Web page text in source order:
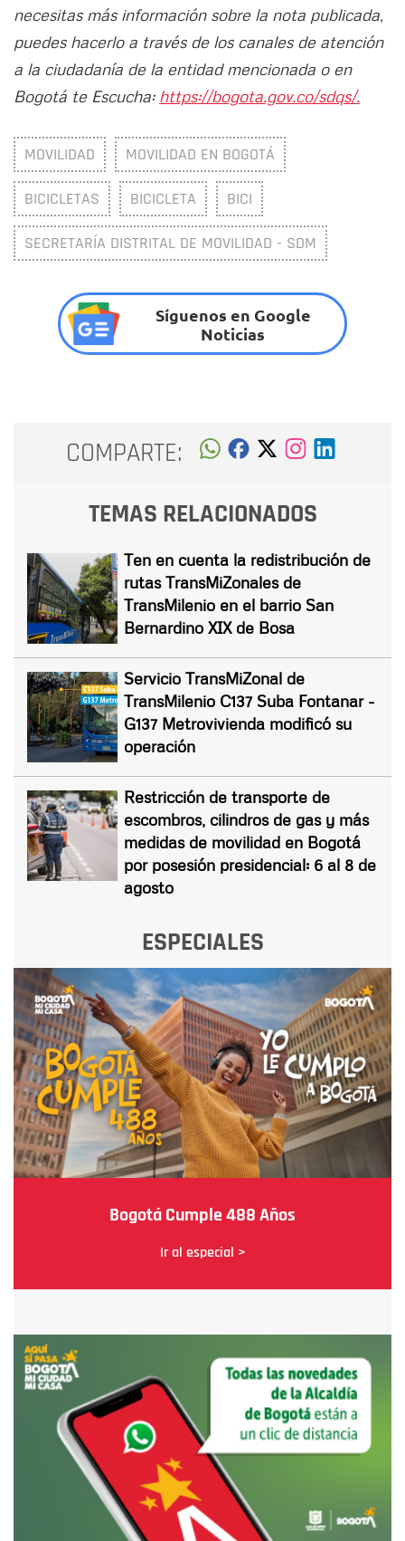
necesitas más información sobre la nota publicada,
puedes hacerlo a través de los canales de atención
a la ciudadanía de la entidad mencionada o en
Bogotá te Escucha: https://bogota.gov.co/sdqs/.
MOVILIDAD MOVILIDAD EN BOGOTÁ
BICICLETAS BICICLETA BICI
SECRETARÍA DISTRITAL DE MOVILIDAD - SDM
Síguenos en Google
Noticias
COMPARTE:
TEMAS RELACIONADOS
Ten en cuenta la redistribución de
rutas TransMiZonales de
TransMilenio en el barrio San
Bernardino XIX de Bosa
Servicio TransMiZonal de
TransMilenio C137 Suba Fontanar -
G137 Metrovivienda modificó su
operación
Restricción de transporte de
escombros, cilindros de gas y más
medidas de movilidad en Bogotá
por posesión presidencial: 6 al 8 de
agosto
ESPECIALES
Bogotá Cumple 488 Años
Ir al especial >